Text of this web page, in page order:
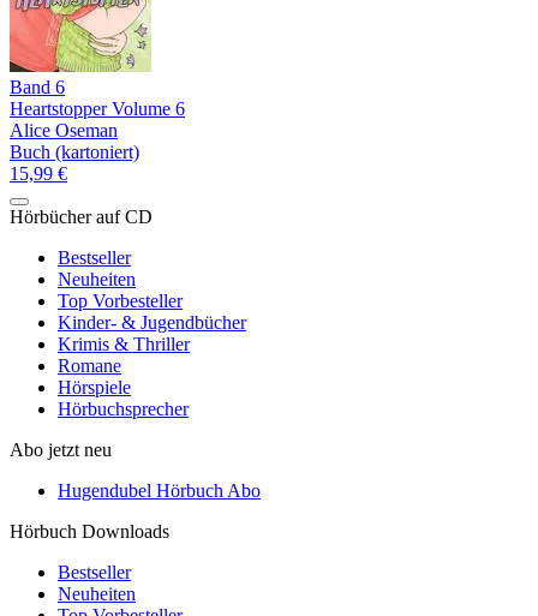
Band 6
Heartstopper Volume 6
Alice Oseman
Buch (kartoniert)
15,99 €
Hörbücher auf CD
Bestseller
Neuheiten
Top Vorbesteller
Kinder- & Jugendbücher
Krimis & Thriller
Romane
Hörspiele
Hörbuchsprecher
Abo jetzt neu
Hugendubel Hörbuch Abo
Hörbuch Downloads
Bestseller
Neuheiten